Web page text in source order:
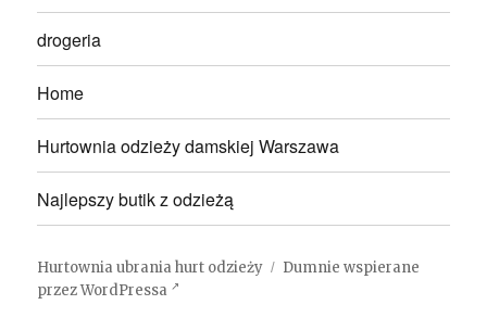
drogeria
Home
Hurtownia odzieży damskiej Warszawa
Najlepszy butik z odzieżą
Hurtownia ubrania hurt odzieży
Dumnie wspierane
przez WordPressa